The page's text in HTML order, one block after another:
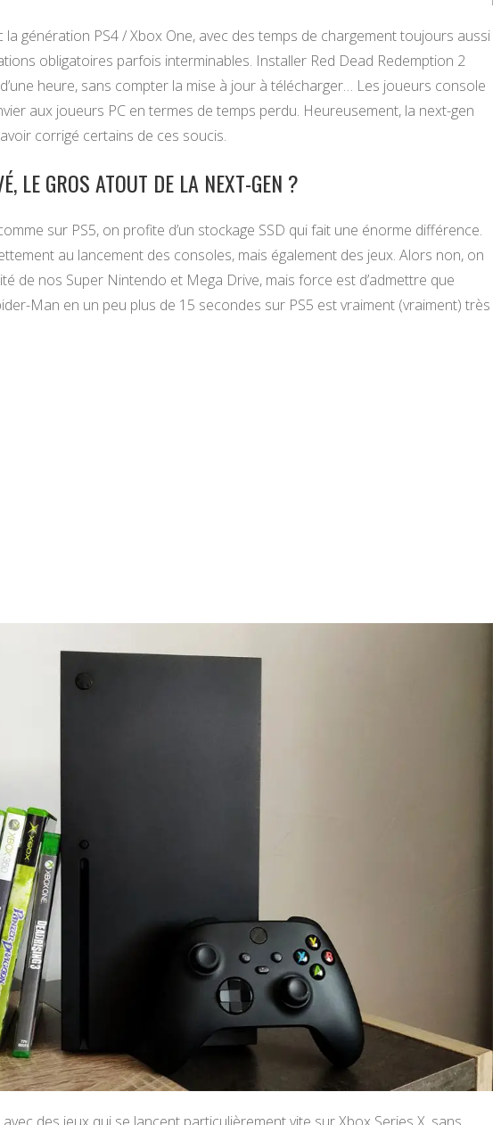
la génération PS4 / Xbox One, avec des temps de chargement toujours aussi
obligatoires parfois interminables. Installer Red Dead Redemption 2
heure, sans compter la mise à jour à télécharger… Les joueurs console
aux joueurs PC en termes de temps perdu. Heureusement, la next-gen
corrigé certains de ces soucis.
LE GROS ATOUT DE LA NEXT-GEN ?
sur PS5, on profite d’un stockage SSD qui fait une énorme différence.
au lancement des consoles, mais également des jeux. Alors non, on
de nos Super Nintendo et Mega Drive, mais force est d’admettre que
Man en un peu plus de 15 secondes sur PS5 est vraiment (vraiment) très